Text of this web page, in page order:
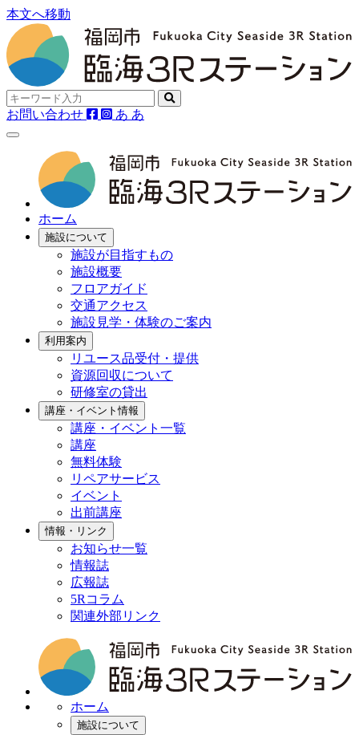
本文へ移動
お問い合わせ あ あ
ホーム
施設について
施設が目指すもの
施設概要
フロアガイド
交通アクセス
施設見学・体験のご案内
利用案内
リユース品受付・提供
資源回収について
研修室の貸出
講座・イベント情報
講座・イベント一覧
講座
無料体験
リペアサービス
イベント
出前講座
情報・リンク
お知らせ一覧
情報誌
広報誌
5Rコラム
関連外部リンク
ホーム
施設について